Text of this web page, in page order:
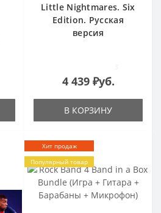
Little Nightmares. Six
Edition. Русская
версия
4 439 ₽уб.
В КОРЗИНУ
Хит продаж
Популярный товар